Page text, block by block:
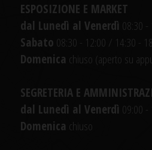
ESPOSIZIONE E MARKET
dal Lunedì al Venerdì 08:30
Sabato 08:30 - 12:00 / 14:30 -
Domenica chiuso (aperto su
SEGRETERIA E
dal Lunedì al Venerdì 09:00
Domenica chiuso